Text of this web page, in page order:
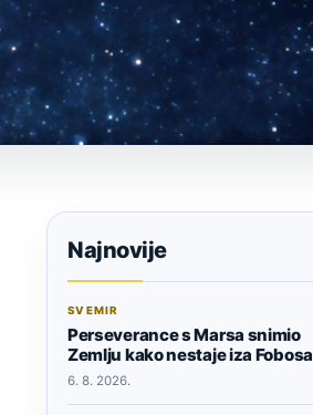
Najnovije
SVEMIR
Perseverance s Marsa snimio
Zemlju kako nestaje iza Fobosa
6. 8. 2026.